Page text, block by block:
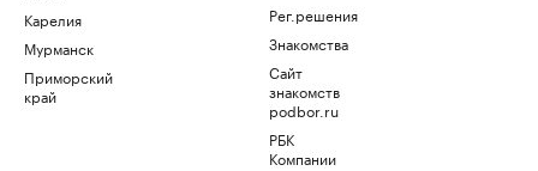
Карелия
Мурманск
Приморский
край
Рег.решения
Знакомства
Сайт
знакомств
podbor.ru
РБК
Компании